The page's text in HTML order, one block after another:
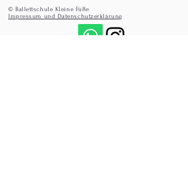
© Ballettschule Kleine Füße
Impressum und Datenschutzerklärung